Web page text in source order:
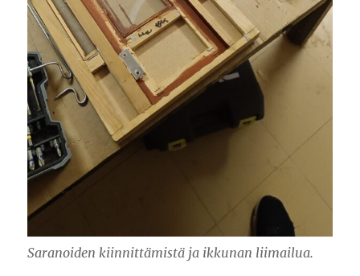
Saranoiden kiinnittämistä ja ikkunan liimailua.